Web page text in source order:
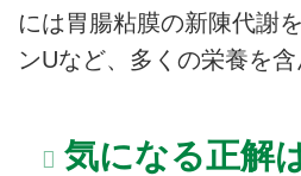
には胃腸粘膜の新陳代謝
ンUなど、多くの栄養を含
気になる正解